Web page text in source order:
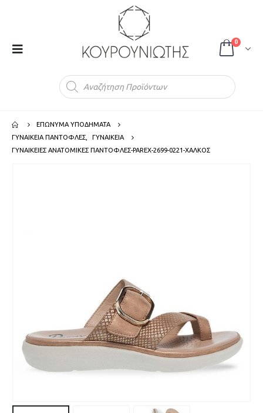
0
ΕΠΩΝΥΜΑ ΥΠΟΔΗΜΑΤΑ
ΓΥΝΑΙΚΕΙΑ ΠΑΝΤΟΦΛΕΣ
ΓΥΝΑΙΚΕΙΑ
ΓΥΝΑΙΚΕΙΕΣ ΑΝΑΤΟΜΙΚΕΣ ΠΑΝΤΟΦΛΕΣ-PAREX-2699-0221-ΧΑΛΚΟΣ